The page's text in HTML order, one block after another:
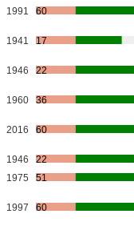
1991 60
1941 17
1946 22
1960 36
2016 60
1946
22
1975 51
1997 60